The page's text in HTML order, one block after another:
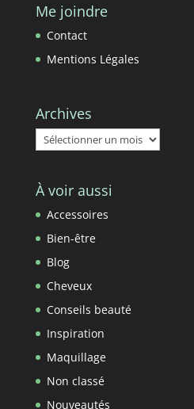
Me joindre
Contact
Mentions Légales
Archives
Archives
À voir aussi
Accessoires
Bien-être
Blog
Cheveux
Conseils beauté
Inspiration
Maquillage
Non classé
Nouveautés